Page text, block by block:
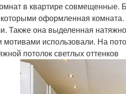
в квартире совмещенные.
оформленная
Также она выделенная
использовали. На
потолок светлых оттенков